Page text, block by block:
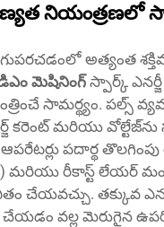
నియంత్రణలో
అత్యంత
మెషినింగ్స్పార్క్
సామర్థ్యం. పల్స్
కరెంట్ మరియు వోల్టేజ్‌ను
పదార్థ తొలగింపు
మరియు రీకాస్ట్ లేయర్
చేయవచ్చు. తక్కువ
వల్ల మెరుగైన